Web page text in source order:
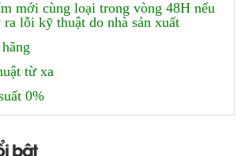
mới cùng loại trong vòng 48H nếu
ra lỗi kỹ thuật do nhà sản xuất
từ xa
0%
bật